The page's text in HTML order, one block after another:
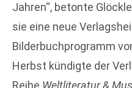
Jahren“, betonte
sie eine neue
Bilderbuchprogramm
Herbst kündigte der